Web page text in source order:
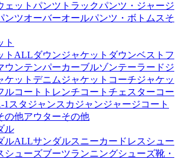
ェットパンツ トラックパンツ・ジャージ
ンツオーバーオールパンツ・ボトムスそ
ト
トALLダウンジャケット ダウンベスト フ
ウンテンパーカーブルゾンテーラードジ
ケット デニムジャケット コーチジャケッ
ルコート トレンチコート チェスターコー
1 スタジャンスカジャンジャージコート
の他アウターその他
ル
ルALLサンダルスニーカー ドレスシュー
シューズブーツランニングシューズ靴・